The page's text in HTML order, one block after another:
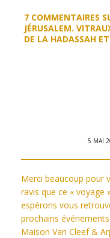
7 COMMENTAIRES
JÉRUSALEM.
DE LA HADASSAH
5 MAI
Merci beaucoup pour
ravis que ce « voyage
espérons vous
prochains
Maison Van Cleef &